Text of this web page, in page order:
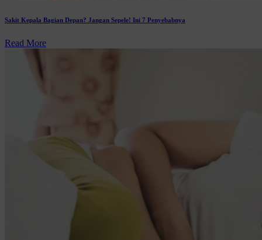
Sakit Kepala Bagian Depan? Jangan Sepele! Ini 7 Penyebabnya
Read More